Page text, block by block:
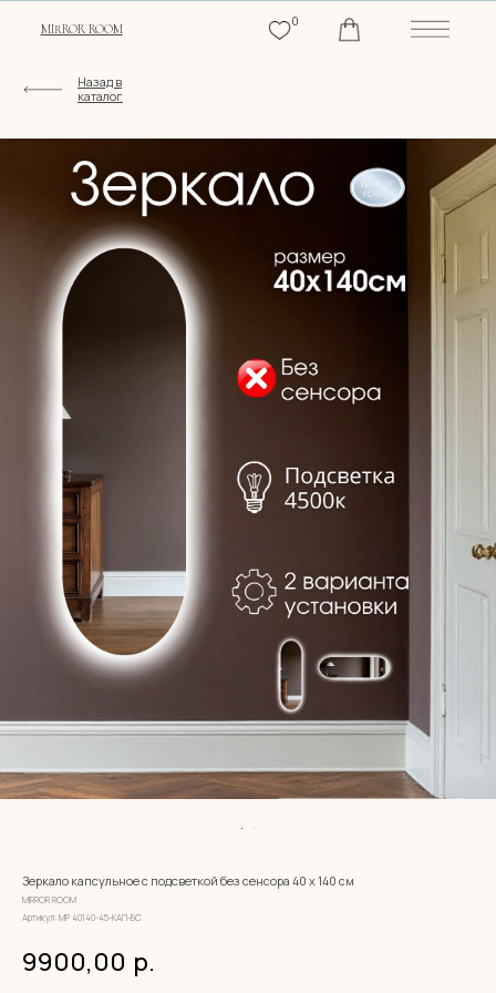
Зеркало капсульное с подсветкой без сенсора 40 х 140 см
MIRROR ROOM
Артикул:МР 40140-45-КАП-БС
9900,00 р.